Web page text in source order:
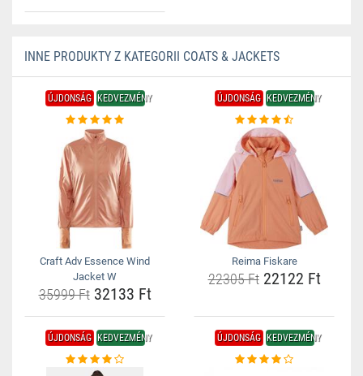
INNE PRODUKTY Z KATEGORII COATS & JACKETS
ÚJDONSÁG KEDVEZMÉNY
Craft Adv Essence Wind
Jacket W
35999 Ft32133 Ft
ÚJDONSÁG KEDVEZMÉNY
Reima Fiskare
22305 Ft22122 Ft
ÚJDONSÁG KEDVEZMÉNY ÚJDONSÁG KEDVEZMÉNY